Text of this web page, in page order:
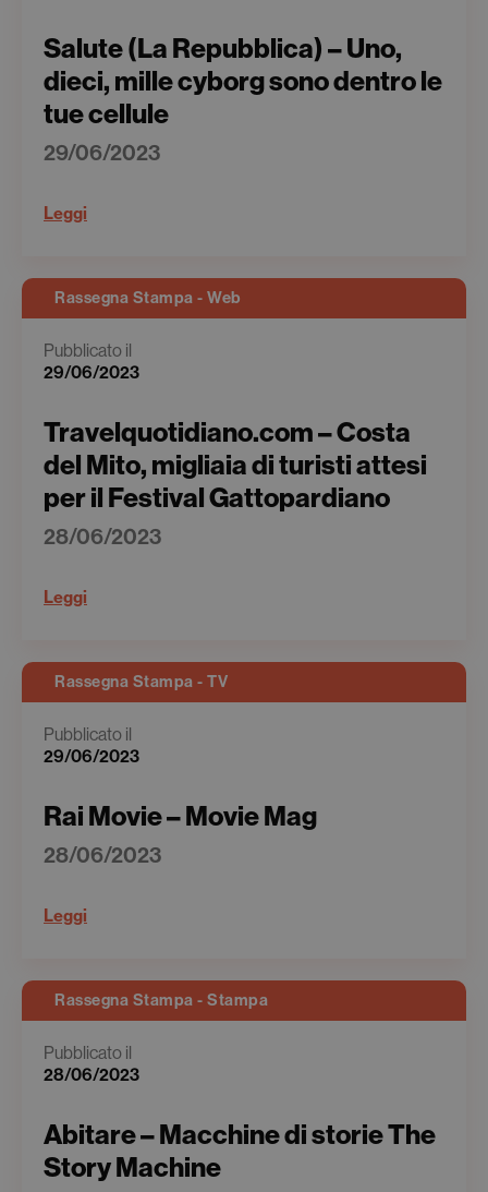
Salute (La Repubblica) – Uno,
dieci, mille cyborg sono dentro le
tue cellule
29/06/2023
Leggi
Rassegna Stampa - Web
Pubblicato il
29/06/2023
Travelquotidiano.com – Costa
del Mito, migliaia di turisti attesi
per il Festival Gattopardiano
28/06/2023
Leggi
Rassegna Stampa - TV
Pubblicato il
29/06/2023
Rai Movie – Movie Mag
28/06/2023
Leggi
Rassegna Stampa - Stampa
Pubblicato il
28/06/2023
Abitare – Macchine di storie The
Story Machine